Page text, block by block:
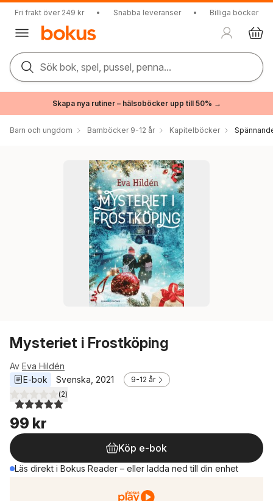
Fri frakt över 249 kr • Snabba leveranser • Billiga böcker
Sök bok, spel, pussel, penna...
Skapa nya rutiner – hälsoböcker upp till 50% →
Barn och ungdom Barnböcker 9-12 år Kapitelböcker
Mysteriet i Frostköping
Av Eva Hildén
E-bok
Svenska 2021 9-12 år
5,0utav 5 stjärnor. Totalt antal röster:
(2)
99 kr
Köp e-bok
Läs direkt i Bokus Reader – eller ladda ned till din enhet